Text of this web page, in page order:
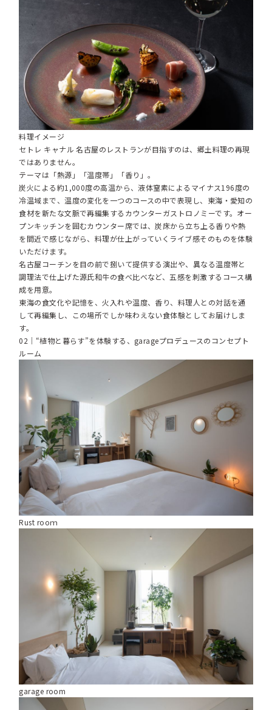
料理イメージ
セトレ キャナル 名古屋のレストランが目指すのは、郷土料理の再現
ではありません。
テーマは「熱源」「温度帯」「香り」。
炭火による約1,000度の高温から、液体窒素によるマイナス196度の
冷温域まで、温度の変化を一つのコースの中で表現し、東海・愛知の
食材を新たな文脈で再編集するカウンターガストロノミーです。オー
プンキッチンを囲むカウンター席では、炭床から立ち上る香りや熱
を間近で感じながら、料理が仕上がっていくライブ感そのものを体験
いただけます。
名古屋コーチンを目の前で捌いて提供する演出や、異なる温度帯と
調理法で仕上げた源氏和牛の食べ比べなど、五感を刺激するコース構
成を用意。
東海の食文化や記憶を、火入れや温度、香り、料理人との対話を通
して再編集し、この場所でしか味わえない食体験としてお届けしま
す。
02｜“植物と暮らす”を体験する、garageプロデュースのコンセプト
ルーム
Rust rooｍ
garage room